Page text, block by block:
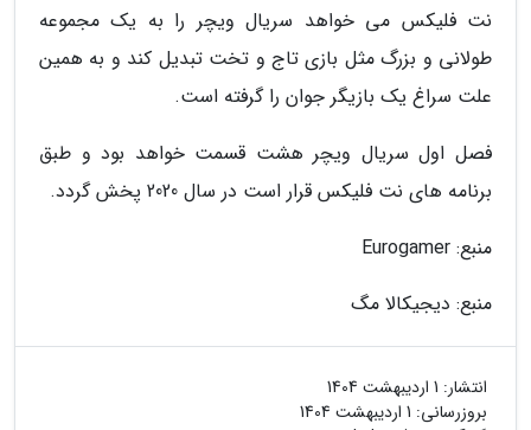
نت فلیکس می خواهد سریال ویچر را به یک مجموعه
طولانی و بزرگ مثل بازی تاج و تخت تبدیل کند و به همین
علت سراغ یک بازیگر جوان را گرفته است.
فصل اول سریال ویچر هشت قسمت خواهد بود و طبق
برنامه های نت فلیکس قرار است در سال 2020 پخش گردد.
منبع: Eurogamer
منبع: دیجیکالا مگ
انتشار: 1 اردیبهشت 1404
بروزرسانی: 1 اردیبهشت 1404